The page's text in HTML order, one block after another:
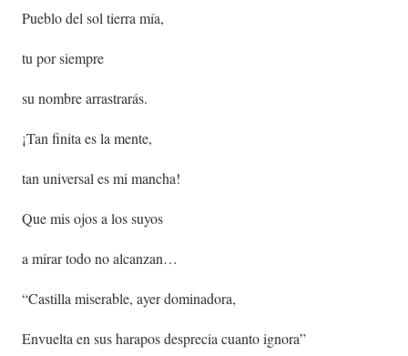
Pueblo del sol tierra mía,
tu por siempre
su nombre arrastrarás.
¡Tan finita es la mente,
tan universal es mi mancha!
Que mis ojos a los suyos
a mirar todo no alcanzan…
“Castilla miserable, ayer dominadora,
Envuelta en sus harapos desprecia cuanto ignora”